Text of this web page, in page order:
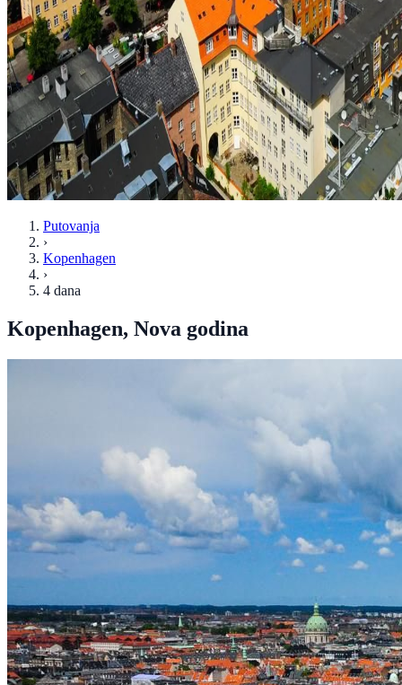
Putovanja
›
Kopenhagen
›
4 dana
Kopenhagen, Nova godina